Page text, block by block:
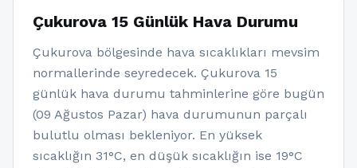
Çukurova 15 Günlük Hava Durumu
Çukurova bölgesinde hava sıcaklıkları mevsim
normallerinde seyredecek. Çukurova 15
günlük hava durumu tahminlerine göre bugün
(09 Ağustos Pazar) hava durumunun parçalı
bulutlu olması bekleniyor. En yüksek
sıcaklığın 31°C, en düşük sıcaklığın ise 19°C